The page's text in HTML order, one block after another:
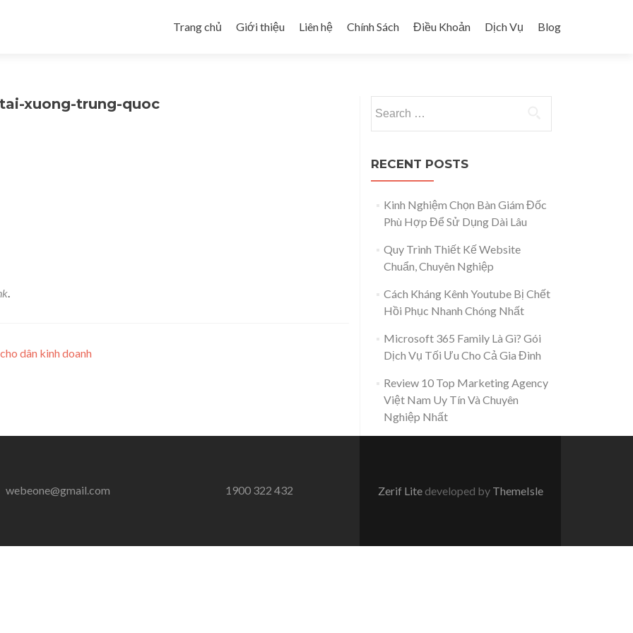
Trang chủ
Giới thiệu Liên hệ Chính Sách Điều Khoản Dịch Vụ Blog
xuong-trung-quoc
.
dân kinh doanh
RECENT POSTS
Kinh Nghiệm Chọn Bàn Giám Đốc
Phù Hợp Để Sử Dụng Dài Lâu
Quy Trình Thiết Kế Website
Chuẩn, Chuyên Nghiệp
Cách Kháng Kênh Youtube Bị Chết
Hồi Phục Nhanh Chóng Nhất
Microsoft 365 Family Là Gì? Gói
Dịch Vụ Tối Ưu Cho Cả Gia Đình
Review 10 Top Marketing Agency
Việt Nam Uy Tín Và Chuyên
Nghiệp Nhất
webeone@gmail.com 1900 322 432 Zerif Lite developed by ThemeIsle